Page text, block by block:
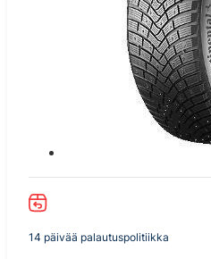
14 päivää palautuspolitiikka